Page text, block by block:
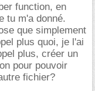
function, en
tu m'a donné.
que simplement
plus quoi, je l'ai
plus, créer un
pour pouvoir
fichier?